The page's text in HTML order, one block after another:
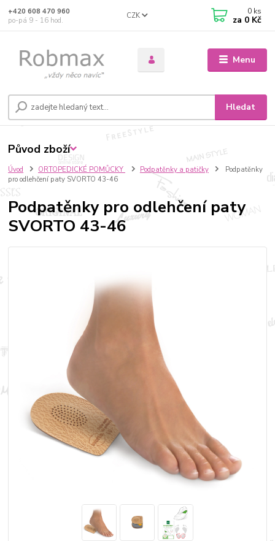
Menu
CZK
Hledat
+420 608 470 960
po-pá 9 - 16 hod.
0 ks
za 0 Kč
Úvod ORTOPEDICKÉ POMŮCKY Podpatěnky a patičky
Podpatěnky
pro odlehčení paty SVORTO 43-46
Podpatěnky pro odlehčení paty
SVORTO 43-46
Původ zboží